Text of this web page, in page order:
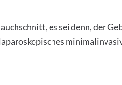
es sei denn, der